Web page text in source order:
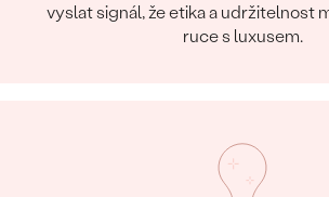
vyslat signál, že etika a udržitelnost
ruce s luxusem.